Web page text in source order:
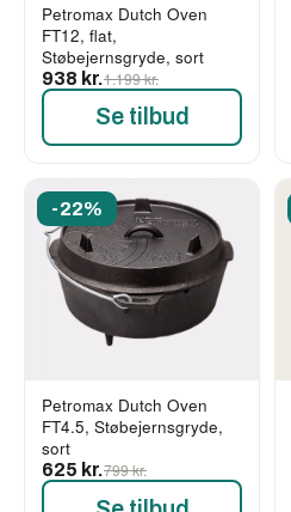
Petromax Dutch Oven
FT12, flat,
Støbejernsgryde, sort
938 kr.1.199 kr.
Se tilbud
-22%
Petromax Dutch Oven
FT4.5, Støbejernsgryde,
sort
625 kr.799 kr.